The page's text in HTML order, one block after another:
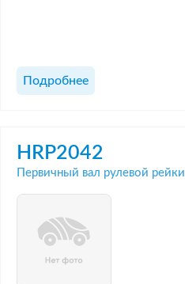
Подробнее
HRP2042
Первичный вал рулевой рейки